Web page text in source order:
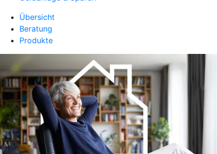
Übersicht
Beratung
Produkte